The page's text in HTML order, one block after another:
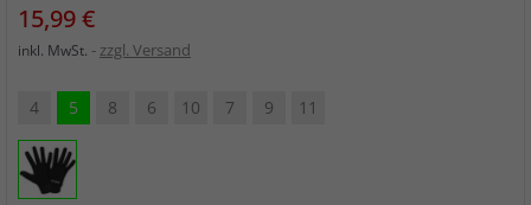
Preis
15,99 €
inkl. MwSt. zzgl. Versand
4 5 8 6 10 7 9 11